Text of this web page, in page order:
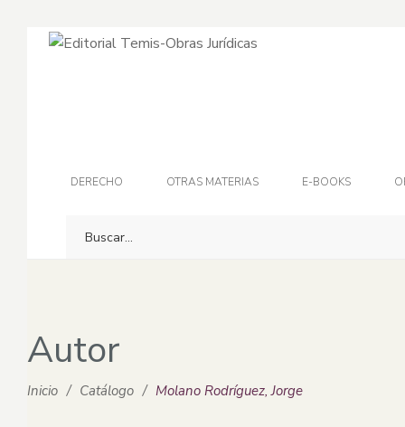
DERECHO OTRAS MATERIAS E-BOOKS
Autor
Inicio / Catálogo / Molano Rodríguez, Jorge